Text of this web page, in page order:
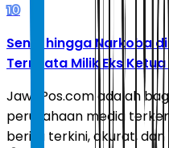
10
Senpi hingga Narkoba
Ternyata Milik Eks
JawaPos.com adalah
perusahaan media
berita terkini, akurat,